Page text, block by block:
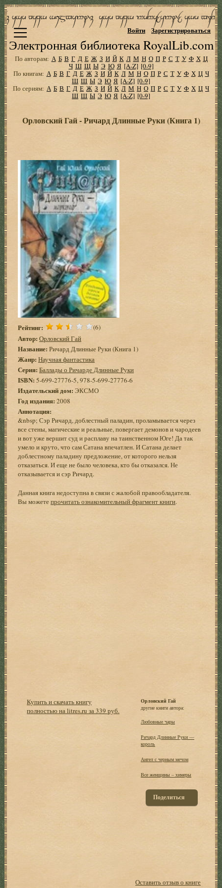
Электронная библиотека RoyalLib.com
Войти Зарегистрироваться
По авторам: А Б В Г Д Е Ж З И Й К Л М Н О П Р С Т У Ф Х Ц
Ч Ш Щ Ы Э Ю Я [A-Z] [0-9]
По книгам: А Б В Г Д Е Ж З И Й К Л М Н О П Р С Т У Ф Х Ц Ч
Ш Щ Ы Э Ю Я [A-Z] [0-9]
По сериям: А Б В Г Д Е Ж З И Й К Л М Н О П Р С Т У Ф Х Ц Ч
Ш Щ Ы Э Ю Я [A-Z] [0-9]
Орловский Гай - Ричард Длинные Руки (Книга 1)
Рейтинг: (6)
Автор: Орловский Гай
Название: Ричард Длинные Руки (Книга 1)
Жанр: Научная фантастика
Серия: Баллады о Ричарде Длинные Руки
ISBN: 5-699-27776-5, 978-5-699-27776-6
Издательский дом: ЭКСМО
Год издания:2008
Аннотация:
&nbsp; Сэр Ричард, доблестный паладин, проламывается через
все стены, магические и реальные, повергает демонов и чародеев
и вот уже вершит суд и расплаву на таинственном Юге! Да так
умело и круто, что сам Сатана впечатлен. И Сатана делает
доблестному паладину предложение, от которого нельзя
отказаться. И еще не было человека, кто бы отказался. Не
отказывается и сэр Ричард.
Данная книга недоступна в связи с жалобой правообладателя.
Вы можетепрочитать ознакомительный фрагмент книги.
Купить и скачать книгу
полностью на litres.ru за 339 руб.
Орловский Гай
другие книги автора:
Любовные чары
Ричард Длинные Руки —
король
Ангел с черным мечом
Все женщины – химеры
Поделиться
Оставить отзыв о книге